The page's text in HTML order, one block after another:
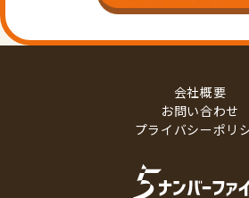
会社概要
お問い合わせ
プライバシーポリ